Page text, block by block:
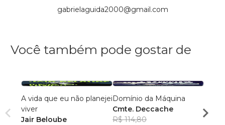
gabrielaguida2000@gmail.com
Você também pode gostar de
A vida que eu não planejei
viver
Jair Beloube
Domínio da Máquina
Cmte. Deccache
R$ 114,80